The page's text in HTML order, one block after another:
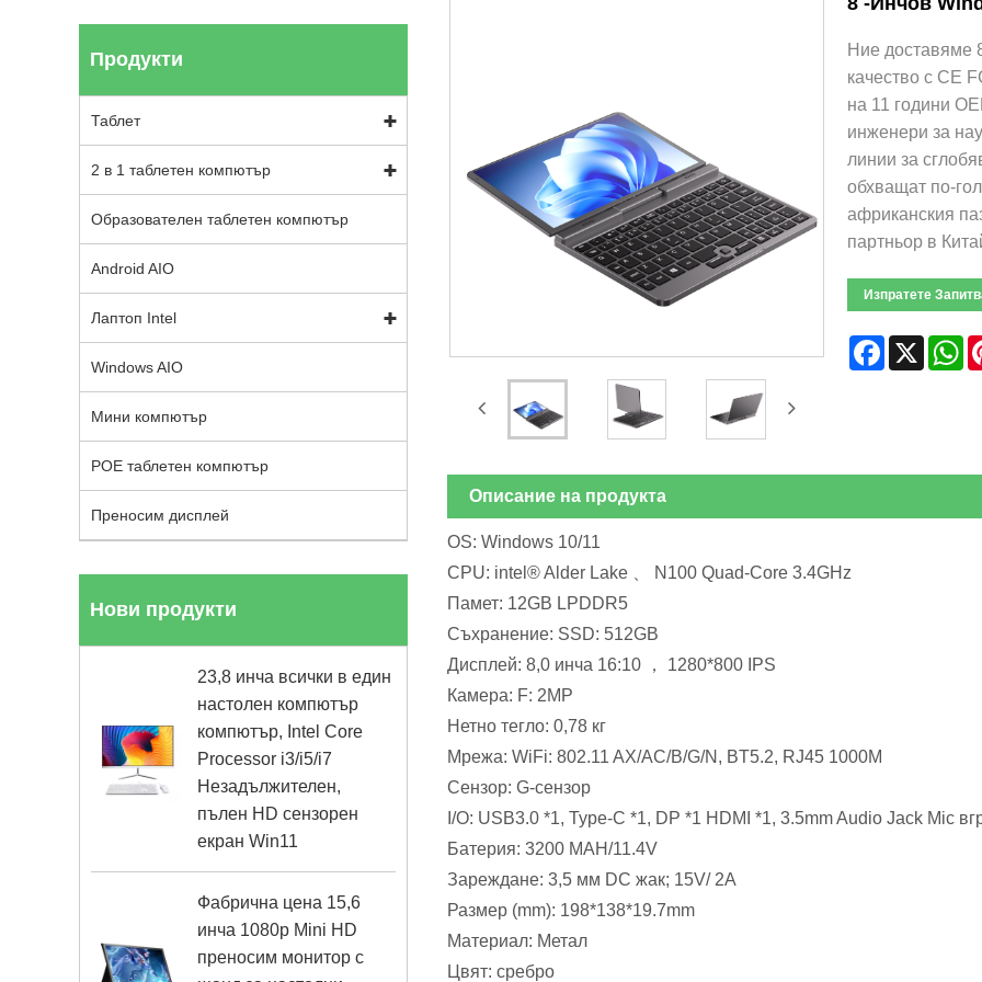
Продукти
Таблет
2 в 1 таблетен компютър
Образователен таблетен компютър
Android AIO
Лаптоп Intel
Windows AIO
Мини компютър
POE таблетен компютър
Преносим дисплей
Нови продукти
23,8 инча всички в един
настолен компютър
компютър, Intel Core
Processor i3/i5/i7
Незадължителен,
пълен HD сензорен
екран Win11
Фабрична цена 15,6
инча 1080p Mini HD
преносим монитор с
Ние доставяме
качество с CE
на 11 години
инженери за
линии за
обхващат по-
африканския
партньор в
Изпратете
Facebook
X
Описание на продукта
OS: Windows 10/11
CPU: intel® Alder Lake 、 N100 Quad-Core 3.4GHz
Памет: 12GB LPDDR5
Съхранение: SSD: 512GB
Дисплей: 8,0 инча 16:10 ， 1280*800 IPS
Камера: F: 2MP
Нетно тегло: 0,78 кг
Мрежа: WiFi: 802.11 AX/AC/B/G/N, BT5.2, RJ45 1000M
Сензор: G-сензор
I/O: USB3.0 *1, Type-C *1, DP *1 HDMI *1, 3.5mm Audio Jack Mic
Батерия: 3200 MAH/11.4V
Зареждане: 3,5 мм DC жак; 15V/ 2A
Размер (mm): 198*138*19.7mm
Материал: Метал
Цвят: сребро